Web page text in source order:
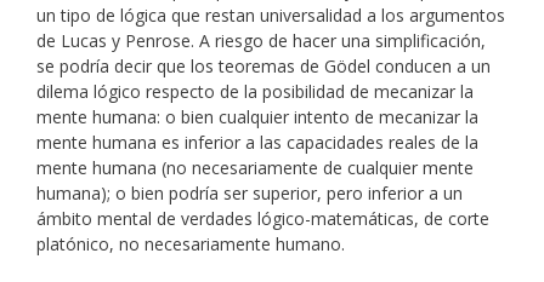
un tipo de lógica que restan universalidad a los argumentos
de Lucas y Penrose. A riesgo de hacer una simplificación,
se podría decir que los teoremas de Gödel conducen a un
dilema lógico respecto de la posibilidad de mecanizar la
mente humana: o bien cualquier intento de mecanizar la
mente humana es inferior a las capacidades reales de la
mente humana (no necesariamente de cualquier mente
humana); o bien podría ser superior, pero inferior a un
ámbito mental de verdades lógico-matemáticas, de corte
platónico, no necesariamente humano.